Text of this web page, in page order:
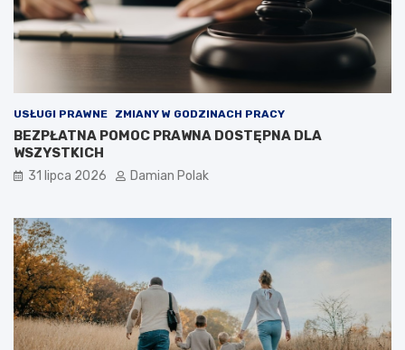
USŁUGI PRAWNE ZMIANY W GODZINACH PRACY
BEZPŁATNA POMOC PRAWNA DOSTĘPNA DLA
WSZYSTKICH
31 lipca 2026 Damian Polak